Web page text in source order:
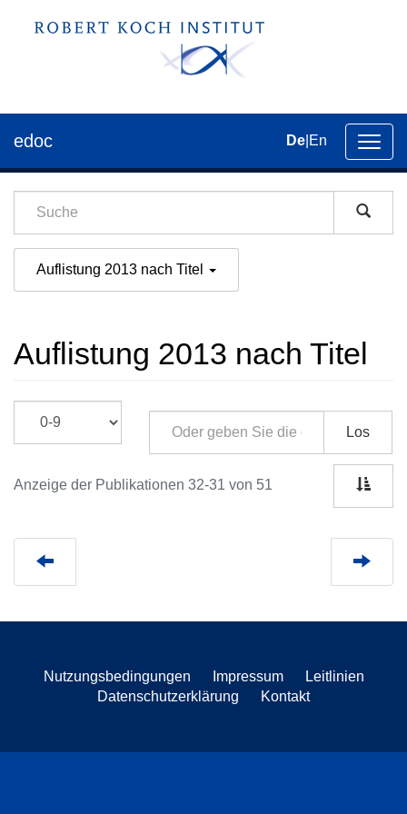
der
edoc De En
Auflistung 2013 nach Titel
Auflistung 2013 nach Titel
Los
Anzeige der Publikationen 32-31 von 51
Nutzungsbedingungen Impressum
Leitlinien
Datenschutzerklärung
Kontakt